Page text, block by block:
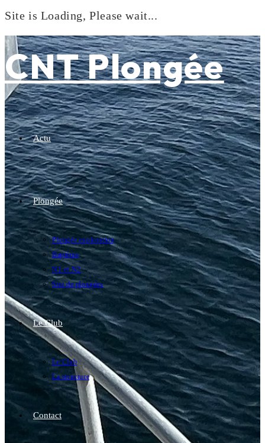
Site is Loading, Please wait...
to
content
CNT Plongée
Actu
Plongée
Plongée exploration
Baptême
N1 et N2
Site de plongées
Le Club
Le Club
La structure
Contact